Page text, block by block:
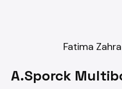
Fatima
A.Sporck